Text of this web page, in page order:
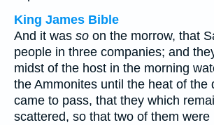
King James Bible
And it was so on the morrow, that
people in three companies; and
midst of the host in the morning
the Ammonites until the heat of the
came to pass, that they which
scattered, so that two of them were